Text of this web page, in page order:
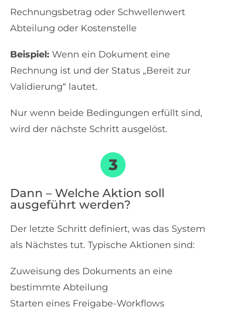
Rechnungsbetrag oder Schwellenwert
Abteilung oder Kostenstelle
Beispiel: Wenn ein Dokument eine
Rechnung ist und der Status „Bereit zur
Validierung“ lautet.
Nur wenn beide Bedingungen erfüllt sind,
wird der nächste Schritt ausgelöst.
Dann – Welche Aktion soll
ausgeführt werden?
Der letzte Schritt definiert, was das System
als Nächstes tut. Typische Aktionen sind:
Zuweisung des Dokuments an eine
bestimmte Abteilung
Starten eines Freigabe-Workflows